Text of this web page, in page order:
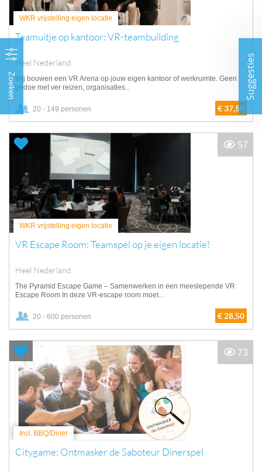
Zoeken
WKR vrijstelling eigen locatie
Teamuitje op kantoor: VR-teambuilding
Heel Nederland
Wij bouwen een VR Arena op jouw eigen kantoor of werkruimte. Geen
gedoe met ver reizen, organisaties...
20 - 149 personen € 37,50
WKR vrijstelling eigen locatie
VR Escape Room: Teamspel op je eigen locatie!
Heel Nederland
The Pyramid Escape Game – Samenwerken in een meeslepende VR
Escape Room In deze VR-escape room moet...
20 - 600 personen € 28,50
57
Incl. BBQ/Diner
Citygame: Ontmasker de Saboteur Dinerspel
73
Suggesties